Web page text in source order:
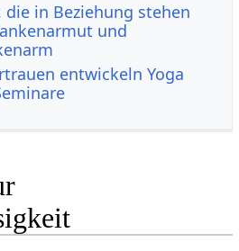
die in Beziehung stehen
und
entwickeln Yoga